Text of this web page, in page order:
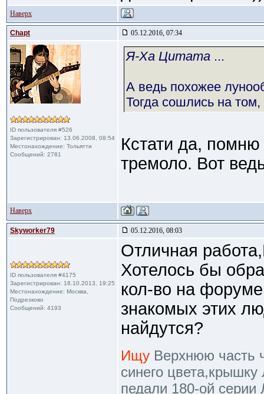
Наверх
Chapt 05.12.2016, 07:34
ID пользователя #526
Зарегистрирован: 13.06.2008, 08:54
Местонахождение: Тольятти
Сообщений: 2781
Я-Ха Цитата ...
А ведь похожее
Тогда сошлись на
Кстати да, помню
тремоло. Вот
Наверх
Skyworker79 05.12.2016, 08:03
ID пользователя #4175
Зарегистрирован: 18.10.2013, 19:25
Местонахождение: Москва,
Подрезково
Сообщений: 4193
Отличная
Хотелось бы
кол-во на
знакомых этих
найдутся?
Ищу Верхнюю часть
синего
педали 180-ой